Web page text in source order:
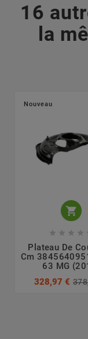
16
la
Nouveau

   
Plateau De
Cm
63 MG
328,97 €